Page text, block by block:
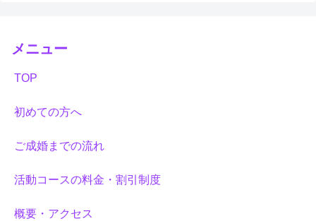
メニュー
TOP
初めての方へ
ご成婚までの流れ
活動コースの料金・割引制度
概要・アクセス